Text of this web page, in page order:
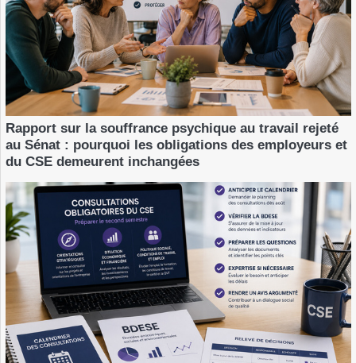
Rapport sur la souffrance psychique au travail rejeté
au Sénat : pourquoi les obligations des employeurs et
du CSE demeurent inchangées